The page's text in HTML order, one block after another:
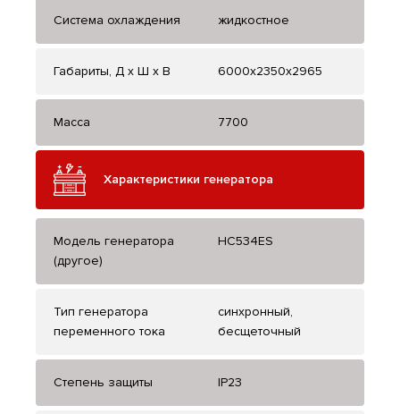
Система охлаждения жидкостное
Габариты, Д x Ш x В 6000x2350x2965
Масса 7700
Характеристики генератора
Модель генератора
(другое)
HC534ES
Тип генератора
переменного тока
синхронный,
бесщеточный
Степень защиты IP23